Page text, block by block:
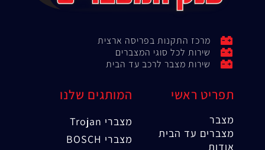
מרכז התקנות בפריסה ארצית
שירות לכל סוגי המצברים
שירות מצבר לרכב עד הבית
תפריט ראשי
מצבר
מצברים עד הבית
אודות
המותגים שלנו
מצברי Trojan
מצברי BOSCH